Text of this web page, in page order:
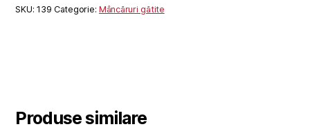
SKU:139 Categorie:Mâncăruri gătite
Produse similare